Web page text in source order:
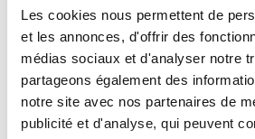
Les cookies nous permettent de
et les annonces, d'offrir des
médias sociaux et d'analyser notre
partageons également des
notre site avec nos partenaires de
publicité et d'analyse, qui peuvent
Samsung Galaxy S25 Ultra Coque & Accessoires
LIVRAISON RAPIDE